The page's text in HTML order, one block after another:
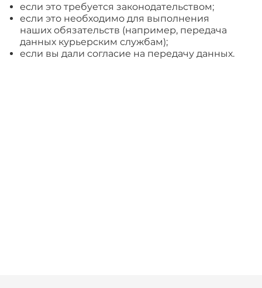
если это требуется законодательством;
если это необходимо для выполнения
наших обязательств (например, передача
данных курьерским службам);
если вы дали согласие на передачу данных.